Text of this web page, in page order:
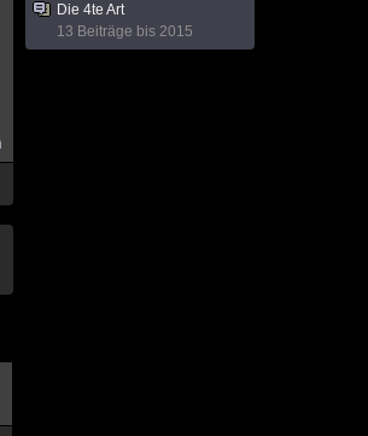
Die 4te Art
13 Beiträge bis 2015